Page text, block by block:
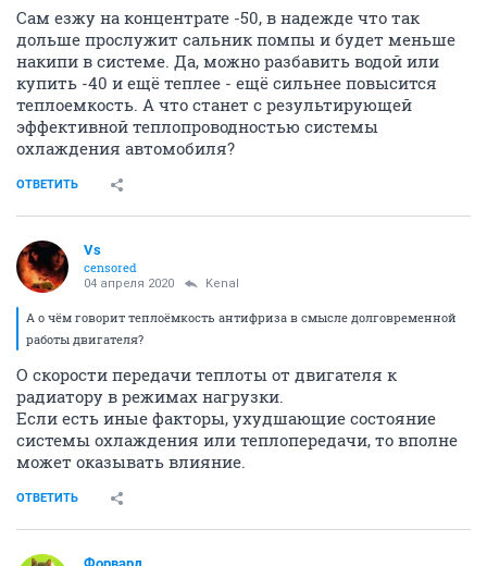
Сам езжу на концентрате -50, в надежде что так
дольше прослужит сальник помпы и будет меньше
накипи в системе. Да, можно разбавить водой или
купить -40 и ещё теплее - ещё сильнее повысится
теплоемкость. А что станет с результирующей
эффективной теплопроводностью системы
охлаждения автомобиля?
ОТВЕТИТЬ
Vs
censored
04 апреля 2020 Kenal
А о чём говорит теплоёмкость антифриза в смысле долговременной
работы двигателя?
О скорости передачи теплоты от двигателя к
радиатору в режимах нагрузки.
Если есть иные факторы, ухудшающие состояние
системы охлаждения или теплопередачи, то вполне
может оказывать влияние.
ОТВЕТИТЬ